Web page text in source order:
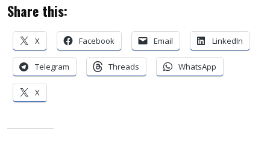
Share this:
X Facebook Email LinkedIn
Telegram Threads WhatsApp
X